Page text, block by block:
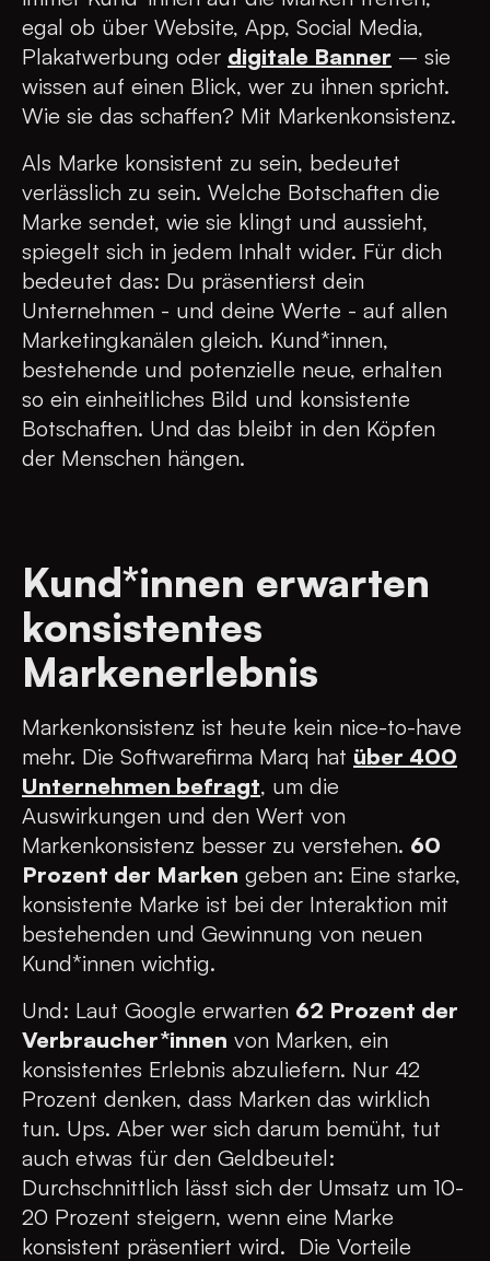
egal ob über Website, App, Social Media,
Plakatwerbung oder digitale Banner – sie
wissen auf einen Blick, wer zu ihnen spricht.
Wie sie das schaffen? Mit Markenkonsistenz.
Als Marke konsistent zu sein, bedeutet
verlässlich zu sein. Welche Botschaften die
Marke sendet, wie sie klingt und aussieht,
spiegelt sich in jedem Inhalt wider. Für dich
bedeutet das: Du präsentierst dein
Unternehmen - und deine Werte - auf allen
Marketingkanälen gleich. Kund*innen,
bestehende und potenzielle neue, erhalten
so ein einheitliches Bild und konsistente
Botschaften. Und das bleibt in den Köpfen
der Menschen hängen.
Kund*innen erwarten
konsistentes
Markenerlebnis
Markenkonsistenz ist heute kein nice-to-have
mehr. Die Softwarefirma Marq hat über 400
Unternehmen befragt, um die
Auswirkungen und den Wert von
Markenkonsistenz besser zu verstehen. 60
Prozent der Marken geben an: Eine starke,
konsistente Marke ist bei der Interaktion mit
bestehenden und Gewinnung von neuen
Kund*innen wichtig.
Und: Laut Google erwarten 62 Prozent der
Verbraucher*innen von Marken, ein
konsistentes Erlebnis abzuliefern. Nur 42
Prozent denken, dass Marken das wirklich
tun. Ups. Aber wer sich darum bemüht, tut
auch etwas für den Geldbeutel:
Durchschnittlich lässt sich der Umsatz um 10-
20 Prozent steigern, wenn eine Marke
konsistent präsentiert wird. Die Vorteile